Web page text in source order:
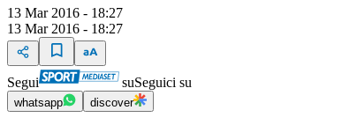
13 Mar 2016 - 18:27
13 Mar 2016 - 18:27
Segui suSeguici su
whatsapp discover